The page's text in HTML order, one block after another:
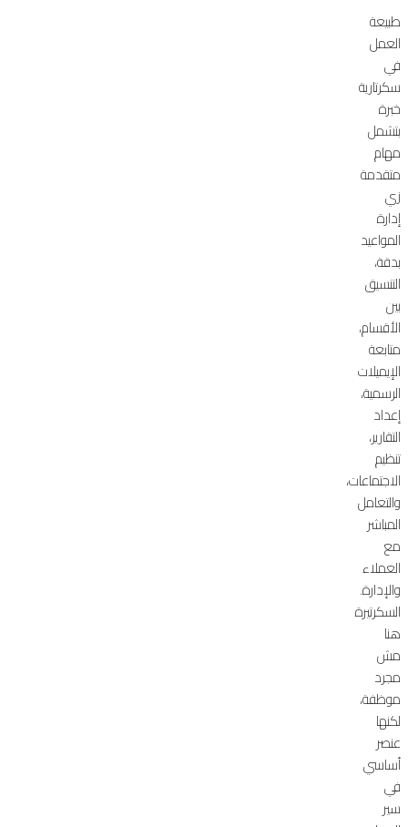
طبيعة
العمل
في
سكرتارية
خبرة
بتشمل
مهام
متقدمة
زي
إدارة
المواعيد
بدقة،
التنسيق
بين
الأقسام،
متابعة
الإيميلات
الرسمية،
إعداد
التقارير،
تنظيم
الاجتماعات،
والتعامل
المباشر
مع
العملاء
والإدارة.
السكرتيرة
هنا
مش
مجرد
موظفة،
لكنها
عنصر
أساسي
في
سير